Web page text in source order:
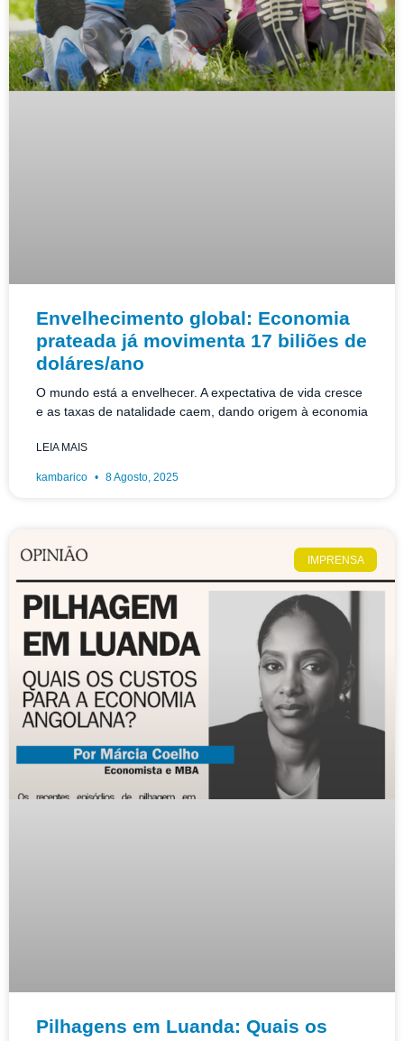
Envelhecimento global: Economia
prateada já movimenta 17 biliões de
doláres/ano
O mundo está a envelhecer. A expectativa de vida cresce
e as taxas de natalidade caem, dando origem à economia
LEIA MAIS
kambarico 8 Agosto, 2025
IMPRENSA
Pilhagens em Luanda: Quais os